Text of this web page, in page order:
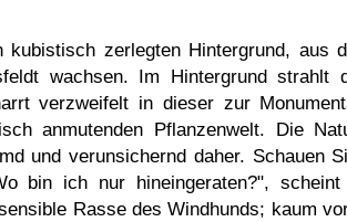
zerlegten Hintergrund, aus
wachsen. Im Hintergrund strahlt
verzweifelt in dieser zur
anmutenden Pflanzenwelt. Die
und verunsichernd daher. Schauen
bin ich nur hineingeraten?",
Rasse des Windhunds; kaum